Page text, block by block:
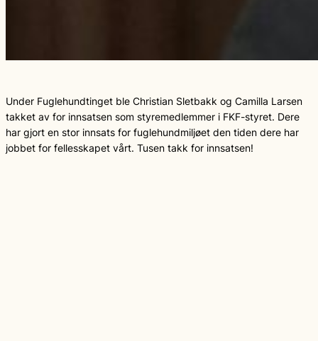
Under Fuglehundtinget ble Christian Sletbakk og Camilla Larsen
takket av for innsatsen som styremedlemmer i FKF-styret. Dere
har gjort en stor innsats for fuglehundmiljøet den tiden dere har
jobbet for fellesskapet vårt. Tusen takk for innsatsen!